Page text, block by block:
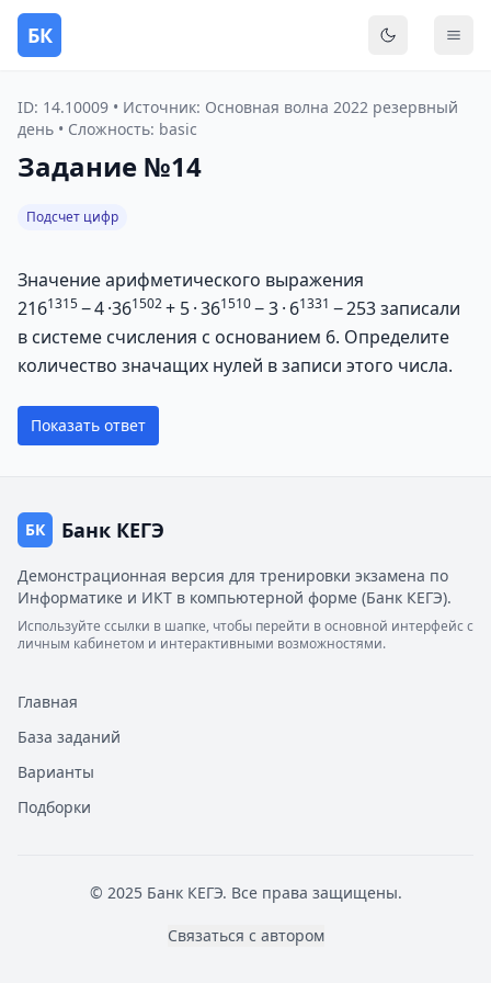
БК
ID: 14.10009 • Источник: Основная волна 2022 резервный
день • Сложность: basic
Задание №14
Подсчет цифр
Значение арифметического выражения
2161315− 4 ·361502+ 5 · 361510− 3 · 61331 − 253 записали
в системе счисления с основанием 6. Определите
количество значащих нулей в записи этого числа.
Показать ответ
БК Банк КЕГЭ
Демонстрационная версия для тренировки экзамена по
Информатике и ИКТ в компьютерной форме (Банк КЕГЭ).
Используйте ссылки в шапке, чтобы перейти в основной интерфейс с
личным кабинетом и интерактивными возможностями.
Главная
База заданий
Варианты
Подборки
© 2025 Банк КЕГЭ. Все права защищены.
Связаться с автором